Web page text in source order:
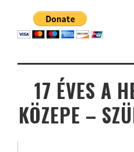
17 ÉVES A
KÖZEPE –